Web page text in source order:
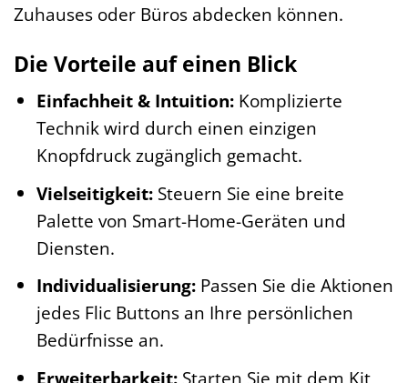
Zuhauses oder Büros abdecken können.
Die Vorteile auf einen Blick
Einfachheit & Intuition:Komplizierte
Technik wird durch einen einzigen
Knopfdruck zugänglich gemacht.
Vielseitigkeit:Steuern Sie eine breite
Palette von Smart-Home-Geräten und
Diensten.
Individualisierung:Passen Sie die Aktionen
jedes Flic Buttons an Ihre persönlichen
Bedürfnisse an.
Erweiterbarkeit:Starten Sie mit dem Kit